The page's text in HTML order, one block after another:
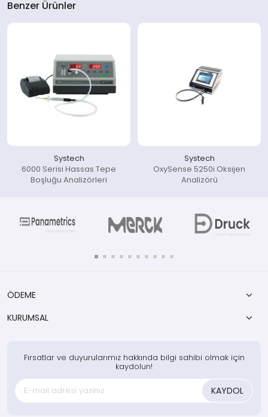
Benzer Ürünler
Systech
6000 Serisi Hassas Tepe
Boşluğu Analizörleri
Systech
OxySense 5250i Oksijen
Analizörü
ÖDEME
KURUMSAL
Fırsatlar ve duyurularımız hakkında bilgi sahibi olmak için
kaydolun!
KAYDOL